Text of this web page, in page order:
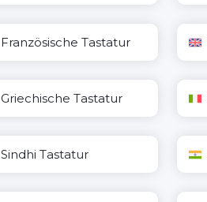
Französische Tastatur
Griechische Tastatur
Sindhi Tastatur